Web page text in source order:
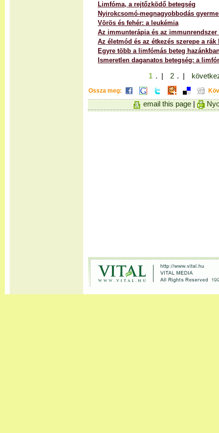
Limfóma, a rejtőzködő betegség
Nyirokcsomó-megnagyobbodás
Vörös és fehér: a leukémia
Az immunterápia és az
Az életmód és az étkezés szerepe a rák
Egyre több a limfómás beteg
Ismeretlen daganatos betegség: a
1 . | 2 . |
Ossza meg:
email this page